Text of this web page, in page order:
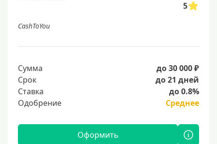
5
CashToYou
Сумма
до 30 000 ₽
Срок
до 21 дней
Ставка
до 0.8%
Одобрение
Среднее
Оформить